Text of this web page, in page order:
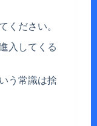
ください。
入してくる
う常識は捨